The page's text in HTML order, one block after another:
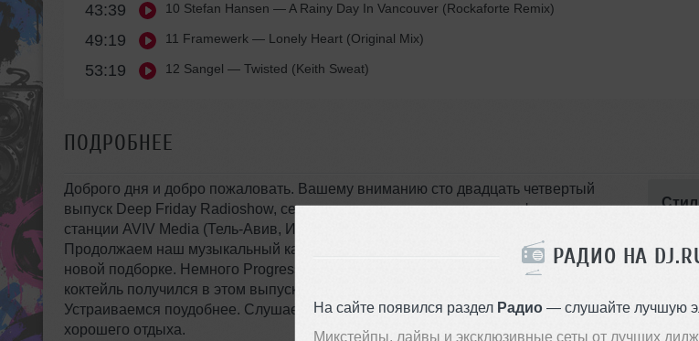
РАДИО НА
На сайте появился раздел Радио— слушайте лучшую
Микстейпы, лайвы и эксклюзивные сеты от лучших
43:39 10 Stefan Hansen — A Rainy Day In Vancouver (Rockaforte Remix)
49:19 11 Framewerk — Lonely Heart (Original Mix)
53:19 12 Sangel — Twisted (Keith Sweat)
ПОДРОБНЕЕ
Доброго дня и добро пожаловать. Вашему вниманию сто двадцать четвертый
выпуск Deep Friday Radioshow, серии миксов, которые выходят в эфире радио-
станции AVIV Media (Тель-Авив, Израиль).
Продолжаем наш музыкальный калейдоскоп. Вся многогранность House музыки в
новой подборке. Немного Progressive, Melodic, Deep и Vocal Hous'а, вот такой
коктейль получился в этом выпуске. Надеюсь, вам понравится.
Устраиваемся поудобнее. Слушаем и наслаждаемся. Хорошая музыка для
хорошего отдыха.